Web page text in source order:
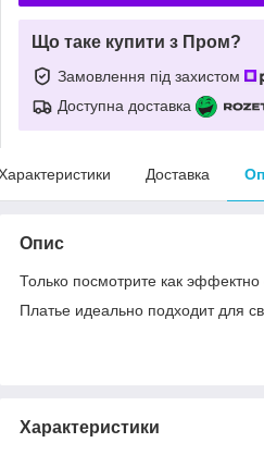
Що таке купити з Пром?
Замовлення під захистом
Доступна доставка
Доставка
Опис
Только посмотрите как
Платье идеально подходит для
Характеристики